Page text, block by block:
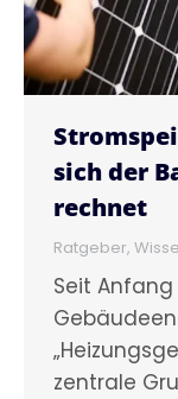
sich der
rechnet
Ratgeber,
Seit
zentrale